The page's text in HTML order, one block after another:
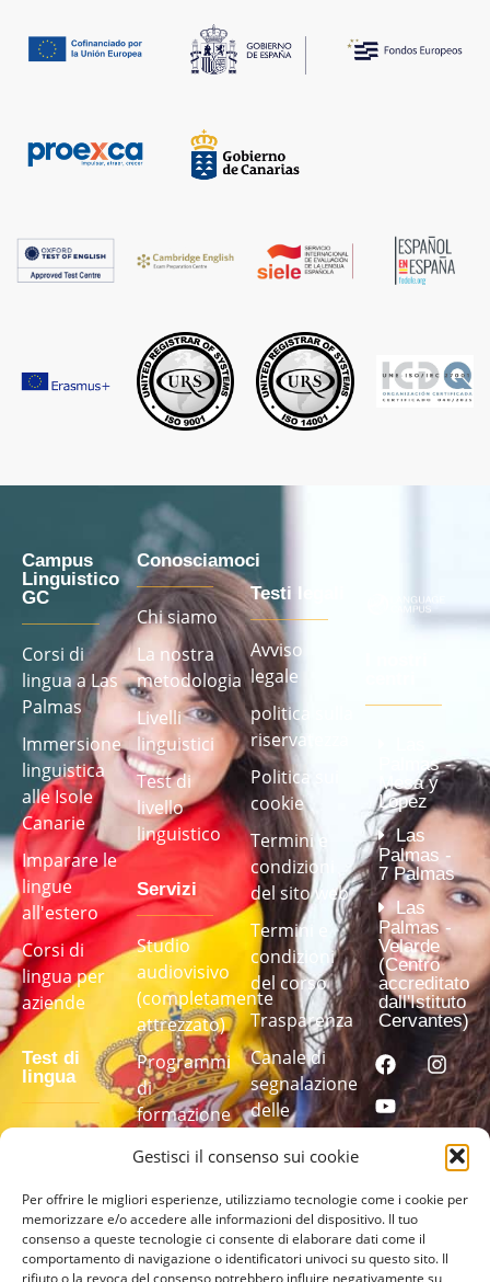
Gestisci il consenso sui cookie
Per offrire le migliori esperienze, utilizziamo tecnologie come i cookie per
memorizzare e/o accedere alle informazioni del dispositivo. Il tuo
consenso a queste tecnologie ci consente di elaborare dati come il
comportamento di navigazione o identificatori univoci su questo sito. Il
rifiuto o la revoca del consenso potrebbero influire negativamente su
Campus
Linguistico
GC
Corsi di
lingua a Las
Palmas
Immersione
linguistica
alle Isole
Canarie
Imparare le
lingue
all'estero
Corsi di
lingua per
aziende
Test di
lingua
lingua per
scoprire il
tuo livello
Conosciamoci
Chi siamo
La nostra
metodologia
Livelli
linguistici
Test di
livello
linguistico
Servizi
Studio
audiovisivo
(completamente
attrezzato)
Programmi
di
formazione
su misura
Testi legali
Avviso
legale
politica sulla
riservatezza
Politica sui
cookie
Termini e
condizioni
del sito web
Termini e
condizioni
del corso
Trasparenza
Canale di
segnalazione
delle
irregolarità
Palmas -
Mesa y
López
Las
Palmas -
7 Palmas
Las
Palmas -
Velarde
(Centro
accreditato
dall'Istituto
Cervantes)